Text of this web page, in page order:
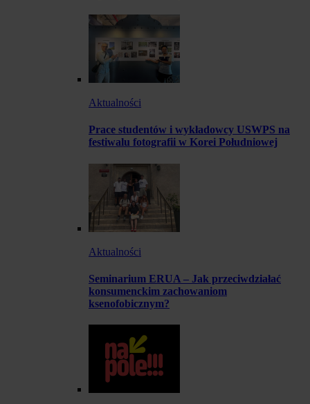
Aktualności
Prace studentów i wykładowcy USWPS na
festiwalu fotografii w Korei Południowej
Aktualności
Seminarium ERUA – Jak przeciwdziałać
konsumenckim zachowaniom
ksenofobicznym?